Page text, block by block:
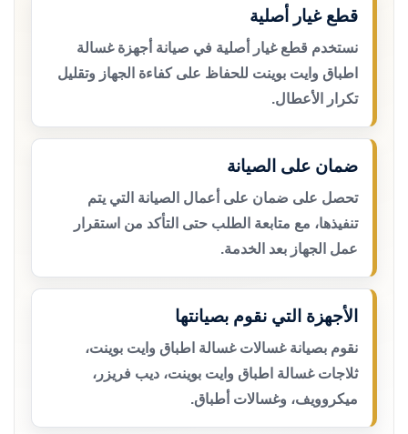
قطع غيار أصلية
نستخدم قطع غيار أصلية في صيانة أجهزة غسالة
اطباق وايت بوينت للحفاظ على كفاءة الجهاز وتقليل
تكرار الأعطال.
ضمان على الصيانة
تحصل على ضمان على أعمال الصيانة التي يتم
تنفيذها، مع متابعة الطلب حتى التأكد من استقرار
عمل الجهاز بعد الخدمة.
الأجهزة التي نقوم بصيانتها
نقوم بصيانة غسالات غسالة اطباق وايت بوينت،
ثلاجات غسالة اطباق وايت بوينت، ديب فريزر،
ميكروويف، وغسالات أطباق.